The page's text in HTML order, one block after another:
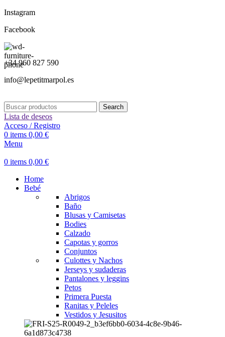
Instagram
Facebook
+34 960 827 590
info@lepetitmarpol.es
Search
Lista de deseos
Acceso / Registro
0 items 0,00 €
Menu
0 items 0,00 €
Home
Bebé
Abrigos
Baño
Blusas y Camisetas
Bodies
Calzado
Capotas y gorros
Conjuntos
Culottes y Nachos
Jerseys y sudaderas
Pantalones y leggins
Petos
Primera Puesta
Ranitas y Peleles
Vestidos y Jesusitos